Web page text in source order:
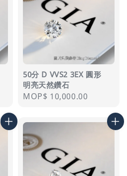
50分 D VVS2 3EX 圓形
明亮天然鑽石
Regular
MOP$ 10,000.00